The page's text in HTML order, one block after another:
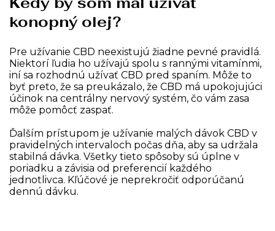
konopný olej?
Pre užívanie CBD neexistujú žiadne pevné pravidlá.
Niektorí ľudia ho užívajú spolu s rannými vitamínmi,
iní sa rozhodnú užívať CBD pred spaním. Môže to
byť preto, že sa preukázalo, že CBD má upokojujúci
účinok na centrálny nervový systém, čo vám zasa
môže pomôcť zaspať.
Ďalším prístupom je užívanie malých dávok CBD v
pravidelných intervaloch počas dňa, aby sa udržala
stabilná dávka. Všetky tieto spôsoby sú úplne v
poriadku a závisia od preferencií každého
jednotlivca. Kľúčové je neprekročiť odporúčanú
dennú dávku.